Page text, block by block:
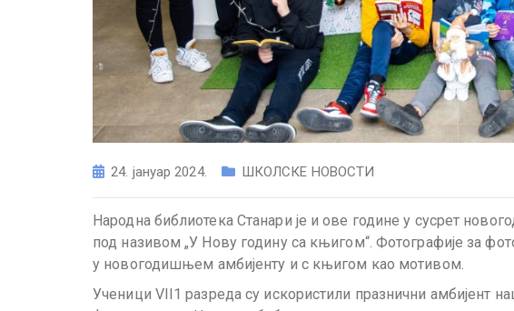
24. јануар 2024. ШКОЛСКЕ НОВОСТИ
Народна библиотека Станари је и ове године у сусрет
под називом „У Нову годину са књигом“. Фотографије за
у новогодишњем амбијенту и с књигом као мотивом.
Ученици VII1 разреда су искористили празнични амбијент